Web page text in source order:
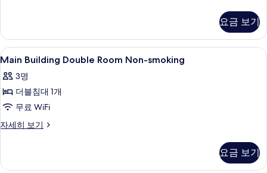
두
보
기
Smoking
자
세
보
기
요금 보기
Main
Building
Double
Room
Non-
smoking
모
객실 내 금고, 책상, 암막 커튼, 무료 WiFi
1
Main Building Double Room Non-smoking
3명
더블침대 1개
무료 WiFi
자세히 보기
Main
Non-
요금 보기